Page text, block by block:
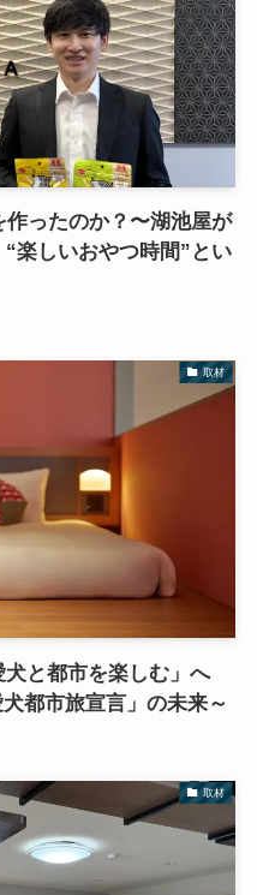
ったのか？〜湖池屋が
“楽しいおやつ時間”とい
取材
犬と都市を楽しむ」へ
都市旅宣言」の未来～
取材